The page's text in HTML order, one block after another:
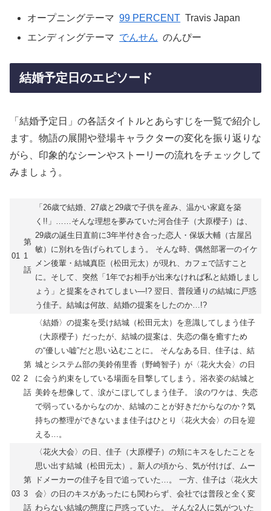
オープニングテーマ 99 PERCENT Travis Japan
エンディングテーマ でんせん のんぴー
結婚予定日のエピソード
「結婚予定日」の各話タイトルとあらすじを一覧で紹介し
ます。物語の展開や登場キャラクターの変化を振り返りな
がら、印象的なシーンやストーリーの流れをチェックして
みましょう。
01
第
1
話
「26歳で結婚、27歳と29歳で子供を産み、温かい家庭を築
く!!」……そんな理想を夢みていた河合佳子（大原櫻子）は、
29歳の誕生日直前に3年半付き合った恋人・保坂大輔（古屋呂
敏）に別れを告げられてしまう。 そんな時、偶然部署一のイケ
メン後輩・結城真臣（松田元太）が現れ、カフェで話すこと
に。そして、突然「1年でお相手が出来なければ私と結婚しまし
ょう」と提案をされてしまい―!? 翌日、普段通りの結城に戸惑
う佳子。結城は何故、結婚の提案をしたのか…!?
02
第
2
話
〈結婚〉の提案を受け結城（松田元太）を意識してしまう佳子
（大原櫻子）だったが、結城の提案は、失恋の傷を癒すため
の“優しい嘘”だと思い込むことに。 そんなある日、佳子は、結
城とシステム部の美鈴侑里香（野崎智子）が〈花火大会〉の日
に会う約束をしている場面を目撃してしまう。浴衣姿の結城と
美鈴を想像して、涙がこぼしてしまう佳子。 涙のワケは、失恋
で弱っているからなのか、結城のことが好きだからなのか？気
持ちの整理ができないまま佳子はひとり〈花火大会〉の日を迎
える…。
03
第
3
話
〈花火大会〉の日、佳子（大原櫻子）の頬にキスをしたことを
思い出す結城（松田元太）。新人の頃から、気が付けば、ムー
ドメーカーの佳子を目で追っていた…。 一方、佳子は〈花火大
会〉の日のキスがあったにも関わらず、会社では普段と全く変
わらない結城の態度に戸惑っていた。 そんな2人に気がついた